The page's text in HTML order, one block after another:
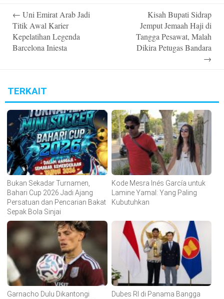
navigation
← Uni Emirat Arab Jadi
Titik Awal Karier
Kepelatihan Legenda
Barcelona Iniesta
Kisah Bupati Sidrap
Jemput Jemaah Haji di
Tangga Pesawat, Malah
Dikira Petugas Bandara
→
TERKAIT
Bukan Sekadar Turnamen,
Bahari Cup 2026 Jadi Ajang
Persatuan dan Pencarian Bakat
Sepak Bola Sinjai
Kode Mesra Inés García untuk
Lamine Yamal: Yang Paling
Kubutuhkan
Garnacho Dulu Dikantongi
Dubes RI di Panama Bangga